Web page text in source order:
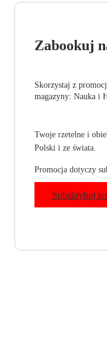
Zabookuj
Skorzystaj z
magazyny: Nauka i
Twoje rzetelne i
Polski i ze świata.
Promocja dotyczy
Subskrybuj